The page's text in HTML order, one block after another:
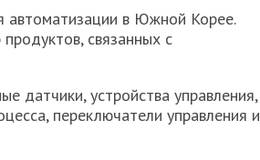
автоматизации в Южной Корее.
связанных с
датчики, устройства управления,
переключатели управления и